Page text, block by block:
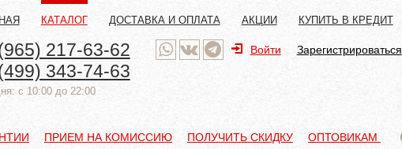
КАТАЛОГ ДОСТАВКА И ОПЛАТА АКЦИИ КУПИТЬ В КРЕДИТ
217-63-62
343-74-63
с 10:00 до 22:00
Войти Зарегистрироваться
ПРИЕМ НА КОМИССИЮ ПОЛУЧИТЬ СКИДКУ ОПТОВИКАМ